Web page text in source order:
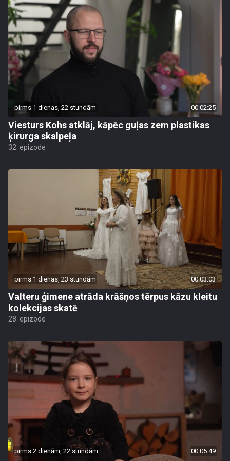
pirms 1 dienas, 22 stundām 00:02:25
Viesturs Kohs atklāj, kāpēc guļas zem plastikas
ķirurga skalpeļa
32. epizode
pirms 1 dienas, 23 stundām 00:03:03
Valteru ģimene atrāda krāšņos tērpus kāzu kleitu
kolekcijas skatē
28. epizode
pirms 2 dienām, 22 stundām 00:05:49